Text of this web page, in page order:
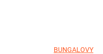
BUNGALOVY